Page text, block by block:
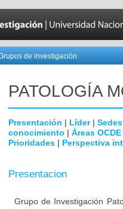
de investigación
PATOLOGÍA
Presentación | Líder| Sedes
conocimiento | Áreas OCDE
Prioridades | Perspectiva
Presentacion
Grupo de Investigación